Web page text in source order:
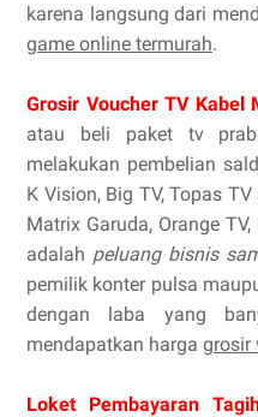
karena langsung dari
game online termurah.
Grosir Voucher TV Kabel
atau beli paket tv
melakukan pembelian
K Vision, Big TV, Topas
Matrix Garuda, Orange
adalah peluang bisnis
pemilik konter pulsa
dengan laba yang
mendapatkan harga grosir
Loket Pembayaran